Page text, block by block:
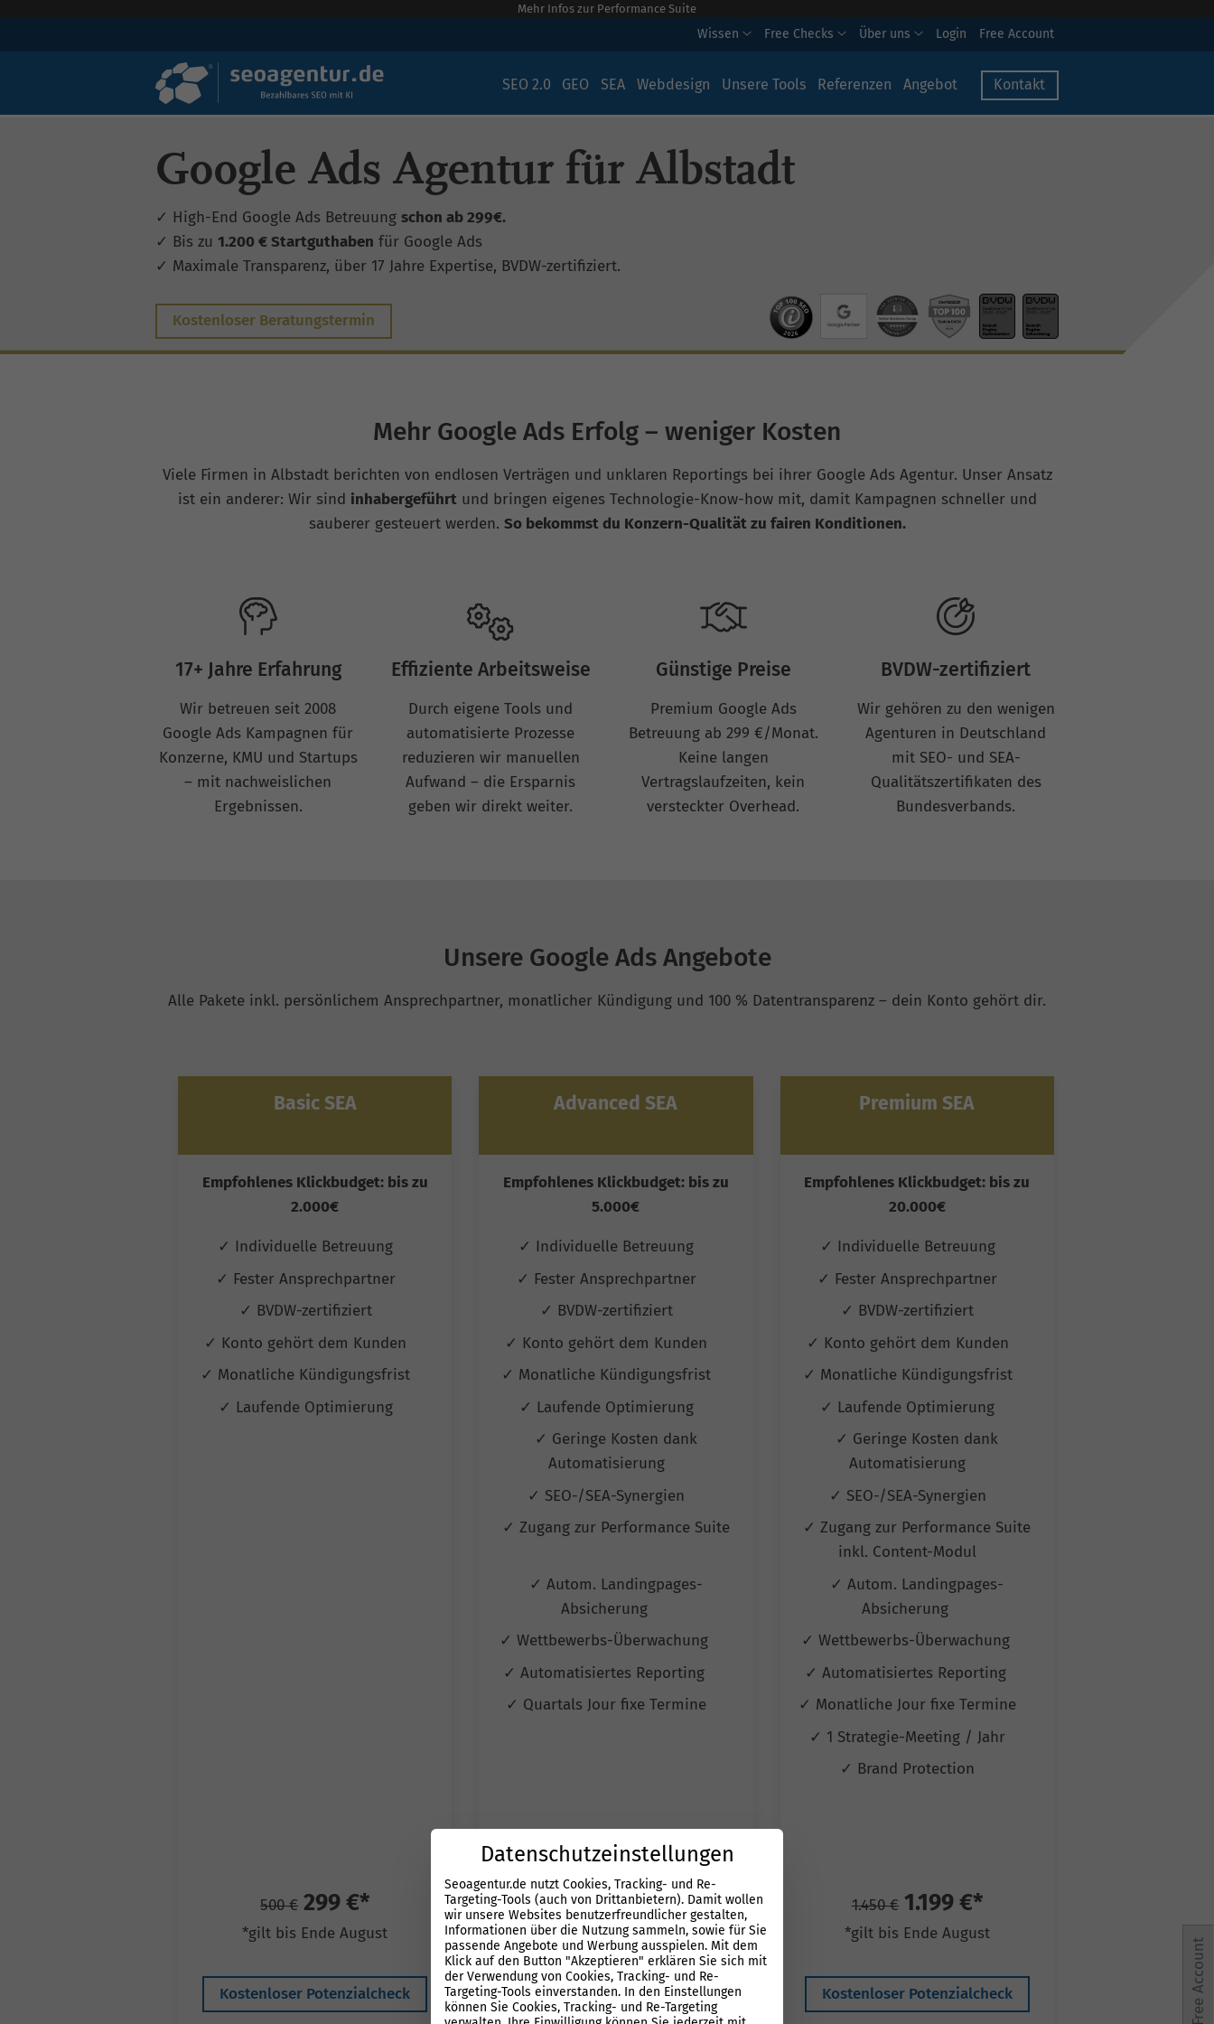
Mehr Infos zur Performance Suite
Wissen Free Checks Über uns Login Free Account
SEO 2.0 GEO SEA Webdesign Unsere Tools Referenzen Angebot Kontakt
Google Ads Agentur für Albstadt
✓ High-End Google Ads Betreuung schon ab 299€.
✓ Bis zu 1.200 € Startguthaben für Google Ads
✓ Maximale Transparenz, über 17 Jahre Expertise, BVDW-zertifiziert.
Kostenloser Beratungstermin
Mehr Google Ads Erfolg – weniger Kosten
Viele Firmen in Albstadt berichten von endlosen Verträgen und unklaren Reportings bei ihrer Google Ads Agentur. Unser Ansatz
ist ein anderer: Wir sind inhabergeführtund bringen eigenes Technologie-Know-how mit, damit Kampagnen schneller und
sauberer gesteuert werden. So bekommst du Konzern-Qualität zu fairen Konditionen.
17+ Jahre Erfahrung
Wir betreuen seit 2008
Google Ads Kampagnen für
Konzerne, KMU und Startups
– mit nachweislichen
Ergebnissen.
Effiziente Arbeitsweise
Durch eigene Tools und
automatisierte Prozesse
reduzieren wir manuellen
Aufwand – die Ersparnis
geben wir direkt weiter.
Günstige Preise
Premium Google Ads
Betreuung ab 299 €/Monat.
Keine langen
Vertragslaufzeiten, kein
versteckter Overhead.
BVDW-zertifiziert
Wir gehören zu den wenigen
Agenturen in Deutschland
mit SEO- und SEA-
Qualitätszertifikaten des
Bundesverbands.
Unsere Google Ads Angebote
Alle Pakete inkl. persönlichem Ansprechpartner, monatlicher Kündigung und 100 % Datentransparenz – dein Konto gehört dir.
Basic SEA
Empfohlenes Klickbudget: bis zu
2.000€
✓ Individuelle Betreuung
✓ Fester Ansprechpartner
✓ BVDW-zertifiziert
✓ Konto gehört dem Kunden
✓ Monatliche Kündigungsfrist
✓ Laufende Optimierung
500 € 299 €*
*gilt bis Ende August
Kostenloser Potenzialcheck
Advanced SEA
Empfohlenes Klickbudget: bis zu
5.000€
✓ Individuelle Betreuung
✓ Fester Ansprechpartner
✓ BVDW-zertifiziert
✓ Konto gehört dem Kunden
✓ Monatliche Kündigungsfrist
✓ Laufende Optimierung
✓ Geringe Kosten dank
Automatisierung
✓ SEO-/SEA-Synergien
✓ Zugang zur Performance Suite
✓ Autom. Landingpages-
Absicherung
✓ Wettbewerbs-Überwachung
✓ Automatisiertes Reporting
✓ Quartals Jour fixe Termine
900 €499 €*
*gilt bis Ende August
Kostenloser Potenzialcheck
Premium SEA
Empfohlenes Klickbudget: bis zu
20.000€
✓ Individuelle Betreuung
✓ Fester Ansprechpartner
✓ BVDW-zertifiziert
✓ Konto gehört dem Kunden
✓ Monatliche Kündigungsfrist
✓ Laufende Optimierung
✓ Geringe Kosten dank
Automatisierung
✓ SEO-/SEA-Synergien
✓ Zugang zur Performance Suite
inkl. Content-Modul
✓ Autom. Landingpages-
Absicherung
✓ Wettbewerbs-Überwachung
✓ Automatisiertes Reporting
✓ Monatliche Jour fixe Termine
✓ 1 Strategie-Meeting / Jahr
✓ Brand Protection
1.450 €1.199 €*
*gilt bis Ende August
Kostenloser Potenzialcheck
*gilt bis
Free Account
Datenschutzeinstellungen
Seoagentur.de nutzt Cookies, Tracking- und Re-
Targeting-Tools (auch von Drittanbietern). Damit wollen
wir unsere Websites benutzerfreundlicher gestalten,
Informationen über die Nutzung sammeln, sowie für Sie
passende Angebote und Werbung ausspielen. Mit dem
Klick auf den Button "Akzeptieren" erklären Sie sich mit
der Verwendung von Cookies, Tracking- und Re-
Targeting-Tools einverstanden. In den Einstellungen
können Sie Cookies, Tracking- und Re-Targeting